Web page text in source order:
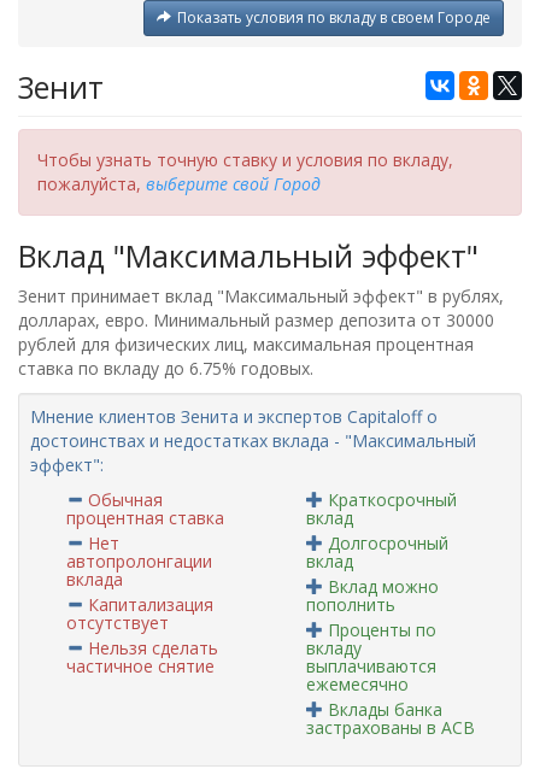
Показать условия по вкладу в своем Городе
Зенит
Чтобы узнать точную ставку и условия по вкладу,
пожалуйста, выберите свой Город
Вклад "Максимальный эффект"
Зенит принимает вклад "Максимальный эффект" в рублях,
долларах, евро. Минимальный размер депозита от 30000
рублей для физических лиц, максимальная процентная
ставка по вкладу до 6.75% годовых.
Мнение клиентов Зенита и экспертов Capitaloff о
достоинствах и недостатках вклада - "Максимальный
эффект":
Обычная
процентная ставка
Нет
автопролонгации
вклада
Капитализация
отсутствует
Нельзя сделать
частичное снятие
Краткосрочный
вклад
Долгосрочный
вклад
Вклад можно
пополнить
Проценты по
вкладу
выплачиваются
ежемесячно
Вклады банка
застрахованы в АСВ